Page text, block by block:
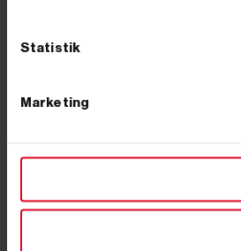
Statistik
Marketing
hullet. Transport og vedligehold
maskinen ud til arbejdet. Holder
koster en minigraver? Prisen
maskiner ligger højere – som
du for vægt, motorkraft og det